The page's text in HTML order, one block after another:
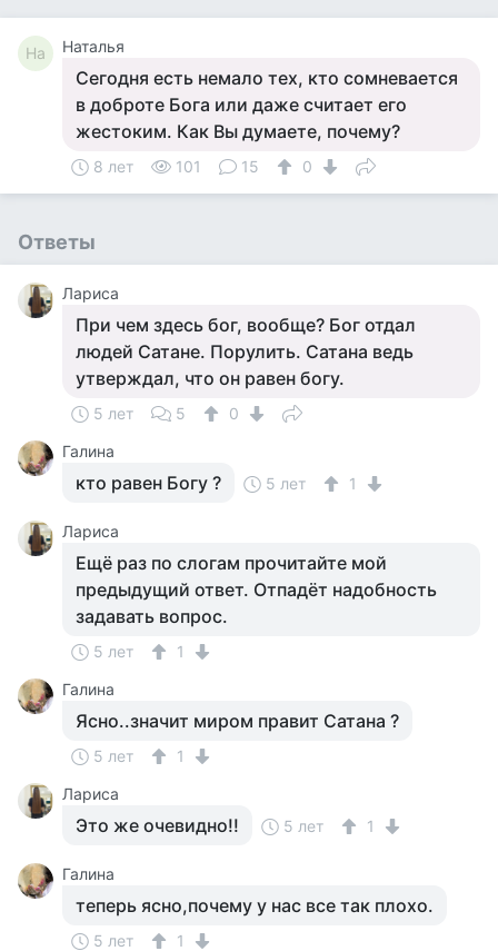
На Наталья
Сегодня есть немало тех, кто сомневается
в доброте Бога или даже считает его
жестоким. Как Вы думаете, почему?
8 лет 101 15 0
Ответы
Лариса
При чем здесь бог, вообще? Бог отдал
людей Сатане. Порулить. Сатана ведь
утверждал, что он равен богу.
5 лет 5
0
Галина
кто равен Богу ? 5 лет 1
Лариса
Ещё раз по слогам прочитайте мой
предыдущий ответ. Отпадёт надобность
задавать вопрос.
5 лет
1
Галина
Ясно..значит миром правит Сатана ?
5 лет
1
Лариса
Это же очевидно!! 5 лет 1
Галина
теперь ясно,почему у нас все так плохо.
5 лет 1